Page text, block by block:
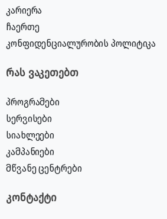
კარიერა
ჩაერთე
კონფიდენციალურობის პოლიტიკა
რას ვაკეთებთ
პროგრამები
სერვისები
სიახლეები
კამპანიები
მწვანე ცენტრები
კონტაქტი